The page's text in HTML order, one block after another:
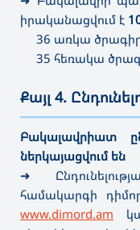
իրականացվում է
36 առկա
35 հեռակա
Քայլ 4.
Բակալավրիատ
ներկայացվում են
➜
համակարգի
www.dimord.am